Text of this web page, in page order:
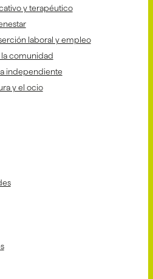
y terapéutico
laboral y empleo
comunidad
independiente
y el ocio